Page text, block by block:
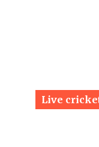
Live